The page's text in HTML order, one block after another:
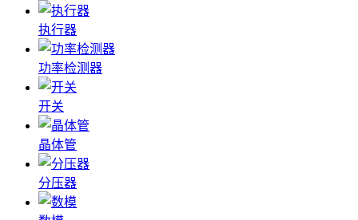
执行器
功率检测器
开关
晶体管
分压器